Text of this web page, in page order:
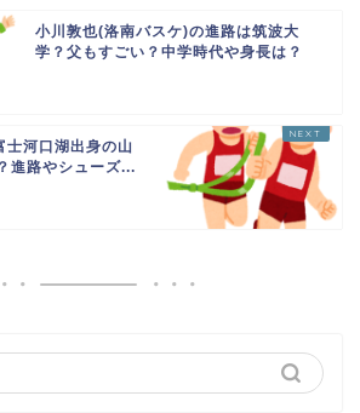
小川敦也(洛南バスケ)の進路は筑波大
学？父もすごい？中学時代や身長は？
士河口湖出身の山
進路やシューズ...